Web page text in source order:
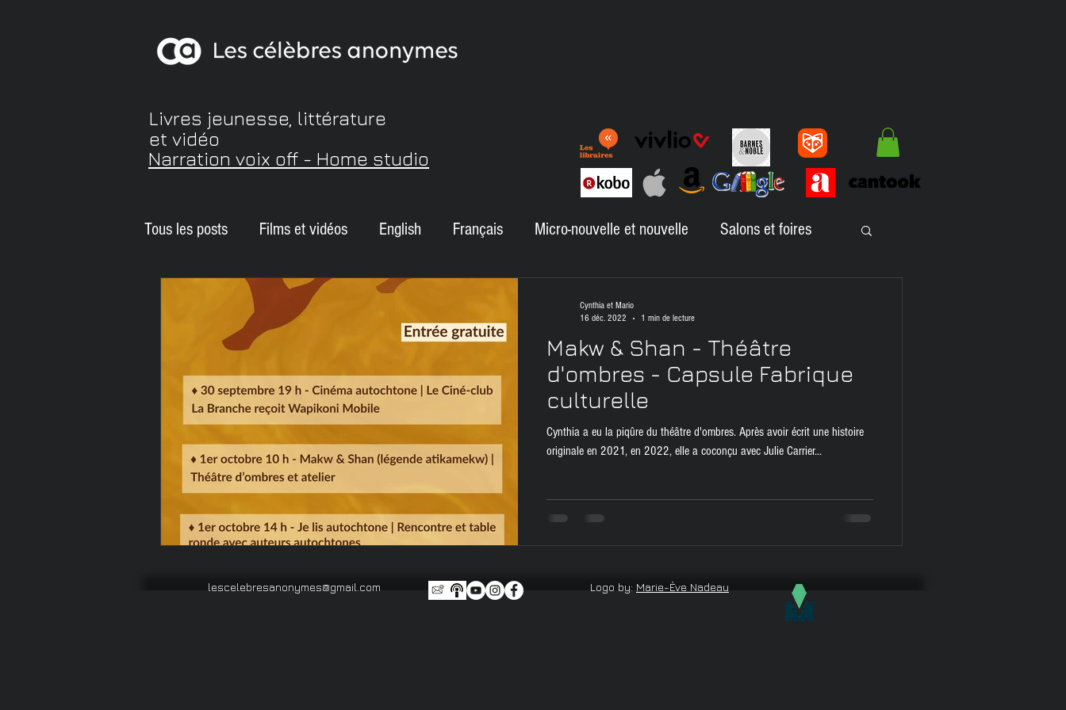
Livres jeunesse, littérature
et vidéo
Narration voix off - Home studio
Tous les posts Films et vidéos English Français Micro-nouvelle et nouvelle Salons et foires
ePUB accessible Autour de Maude
Audiobook Événement
Makw & Shan - Théâtre
d'ombres - Capsule Fabrique
culturelle
Cynthia a eu la piqûre du théâtre d'ombres. Après avoir écrit une histoire
originale en 2021, en 2022, elle a coconçu avec Julie Carrier...
Cynthia et Mario
16 déc. 2022
1 min de lecture
lescelebresanonymes@gmail.com Logo by: Marie-Ève Nadeau